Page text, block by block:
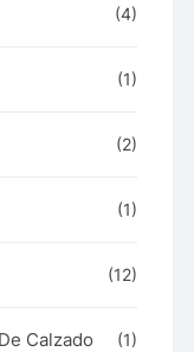
(4)
(1)
(2)
(1)
(12)
Calzado (1)